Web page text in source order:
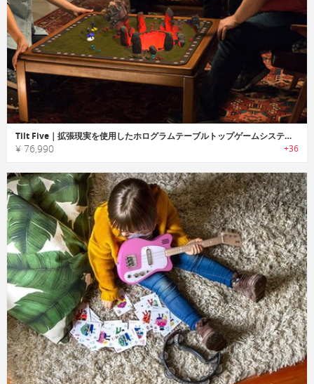
Tilt Five｜拡張現実を使用したホログラムテーブルトップゲームシステム「ティルトファイブ」
¥ 76,990 +36